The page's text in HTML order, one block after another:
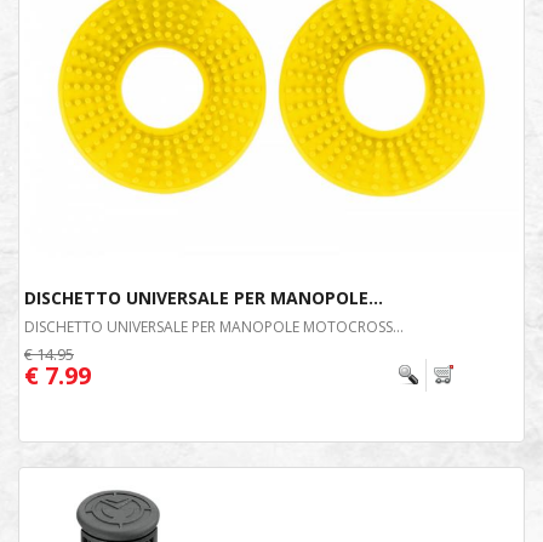
DISCHETTO UNIVERSALE PER MANOPOLE...
DISCHETTO UNIVERSALE PER MANOPOLE MOTOCROSS...
€ 14.95
€ 7.99